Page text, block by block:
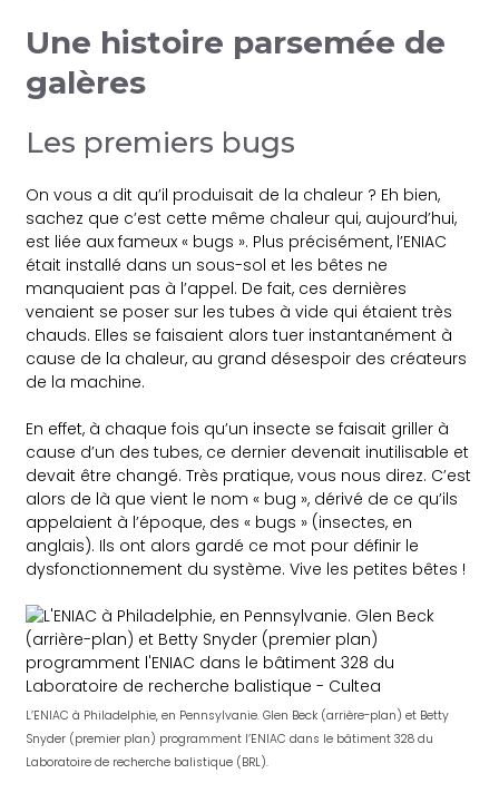
Une histoire parsemée de
galères
Les premiers bugs
On vous a dit qu’il produisait de la chaleur ? Eh bien,
sachez que c’est cette même chaleur qui, aujourd’hui,
est liée aux fameux « bugs ». Plus précisément, l’ENIAC
était installé dans un sous-sol et les bêtes ne
manquaient pas à l’appel. De fait, ces dernières
venaient se poser sur les tubes à vide qui étaient très
chauds. Elles se faisaient alors tuer instantanément à
cause de la chaleur, au grand désespoir des créateurs
de la machine.
En effet, à chaque fois qu’un insecte se faisait griller à
cause d’un des tubes, ce dernier devenait inutilisable et
devait être changé. Très pratique, vous nous direz. C’est
alors de là que vient le nom « bug », dérivé de ce qu’ils
appelaient à l’époque, des « bugs » (insectes, en
anglais). Ils ont alors gardé ce mot pour définir le
dysfonctionnement du système. Vive les petites bêtes !
L’ENIAC à Philadelphie, en Pennsylvanie. Glen Beck (arrière-plan) et Betty
Snyder (premier plan) programment l’ENIAC dans le bâtiment 328 du
Laboratoire de recherche balistique (BRL).